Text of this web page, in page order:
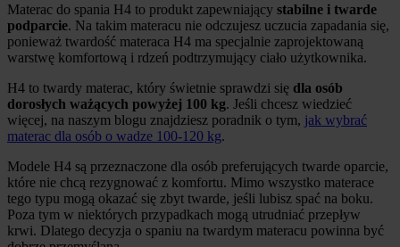
Materac do spania H4 to produkt zapewniający stabilne i twarde
podparcie. Na takim materacu nie odczujesz uczucia zapadania się,
ponieważ twardość materaca H4 ma specjalnie zaprojektowaną
warstwę komfortową i rdzeń podtrzymujący ciało użytkownika.
H4 to twardy materac, który świetnie sprawdzi się dla osób
dorosłych ważących powyżej 100 kg. Jeśli chcesz wiedzieć
więcej, na naszym blogu znajdziesz poradnik o tym, jak wybrać
materac dla osób o wadze 100-120 kg.
Modele H4 są przeznaczone dla osób preferujących twarde oparcie,
które nie chcą rezygnować z komfortu. Mimo wszystko materace
tego typu mogą okazać się zbyt twarde, jeśli lubisz spać na boku.
Poza tym w niektórych przypadkach mogą utrudniać przepływ
krwi. Dlatego decyzja o spaniu na twardym materacu powinna być